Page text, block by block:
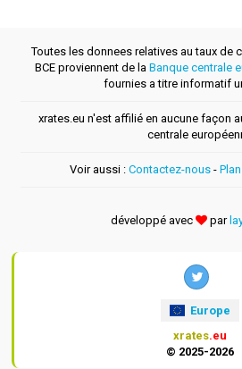
Toutes les donnees relatives au taux de
BCE proviennent de la Banque centrale
fournies a titre informatif
xrates.eu n'est affilié en aucune façon
centrale
Voir aussi : Contactez-nous -
développé avec par
Europe
xrates.eu
© 2025-2026